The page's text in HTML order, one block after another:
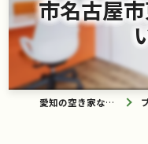
市名古屋
愛知の空き家なら買取ル de モッテコリン ブ